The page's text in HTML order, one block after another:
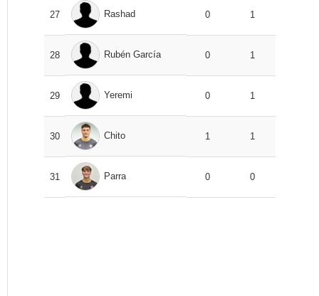
27 Rashad 0 1
28 Rubén García 0 1
29 Yeremi 0 1
30 Chito 1 1
31 Parra 0 0